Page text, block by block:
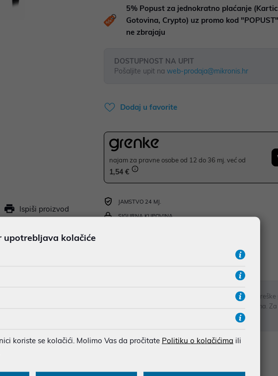
Ispiši proizvod
5% Popust za jednokratno plaćanje
Gotovina, Crypto) uz promo kod
ne zbrajaju
DOSTUPNOST NA UPIT
Pošaljite upit na web-prodaja@mikronis.hr
Dodaj u favorite
najam za pravne osobe od 12 do 36 mj. već od
1,54 €
JAMSTVO 24 MJ.
SIGURNA KUPOVINA
Mikronis d.o.o. ne odgovara za eventualne pogreške nastale u opisu proizvoda, greške
Slike artikala su ilustrativne prirode te ne moraju u potpunosti odgovarati artiklima. Za
nejasnoće možete nas kontaktirati na
kolačiće
koriste se kolačići. Molimo Vas da pročitate Politiku o kolačićima ili